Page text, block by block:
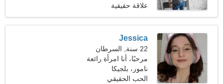
علاقة حقيقية
Jessica
22 سنة, السرطان
مرحبًا، أنا امرأة رائعة
نامور، بلجيكا
الحب الحقيقي